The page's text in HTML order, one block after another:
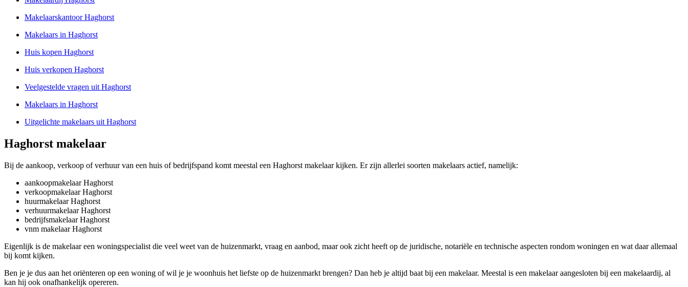
Makelaarskantoor Haghorst
Makelaars in Haghorst
Huis kopen Haghorst
Huis verkopen Haghorst
Veelgestelde vragen uit Haghorst
Makelaars in Haghorst
Uitgelichte makelaars uit Haghorst
Haghorst makelaar
Bij de aankoop, verkoop of verhuur van een huis of bedrijfspand komt meestal een Haghorst makelaar kijken. Er zijn allerlei soorten makelaars actief, namelijk:
aankoopmakelaar Haghorst
verkoopmakelaar Haghorst
huurmakelaar Haghorst
verhuurmakelaar Haghorst
bedrijfsmakelaar Haghorst
vnm makelaar Haghorst
Eigenlijk is de makelaar een woningspecialist die veel weet van de huizenmarkt, vraag en aanbod, maar ook zicht heeft op de juridische, notariële en technische aspecten rondom woningen en wat daar allemaal
bij komt kijken.
Ben je je dus aan het oriënteren op een woning of wil je je woonhuis het liefste op de huizenmarkt brengen? Dan heb je altijd baat bij een makelaar. Meestal is een makelaar aangesloten bij een makelaardij, al
kan hij ook onafhankelijk opereren.